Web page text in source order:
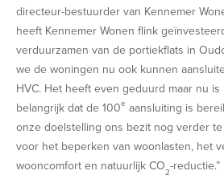
directeur-bestuurder van Kennemer
heeft Kennemer Wonen flink
verduurzamen van de portiekflats in
we de woningen nu ook kunnen
HVC. Het heeft even geduurd maar nu is
belangrijk dat de 100e aansluiting is
onze doelstelling ons bezit nog verder
voor het beperken van woonlasten, het
wooncomfort en natuurlijk CO2-reductie.”